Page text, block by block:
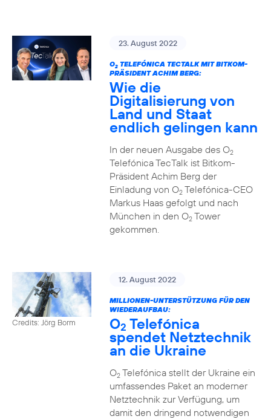
23. August 2022
O2TELEFÓNICA TECTALK MIT BITKOM-
PRÄSIDENT ACHIM BERG:
Wie die
Digitalisierung von
Land und Staat
endlich gelingen kann
In der neuen Ausgabe des O2
Telefónica TecTalk ist Bitkom-
Präsident Achim Berg der
Einladung von O2Telefónica-CEO
Markus Haas gefolgt und nach
München in den O2Tower
gekommen.
Credits: Jörg Borm
12. August 2022
MILLIONEN-UNTERSTÜTZUNG FÜR DEN
WIEDERAUFBAU:
O2 Telefónica
spendet Netztechnik
an die Ukraine
O2Telefónica stellt der Ukraine ein
umfassendes Paket an moderner
Netztechnik zur Verfügung, um
damit den dringend notwendigen